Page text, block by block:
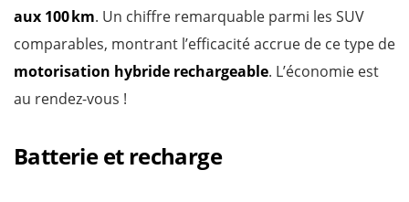
aux 100 km. Un chiffre remarquable parmi les SUV
comparables, montrant l’efficacité accrue de ce type de
motorisation hybride rechargeable. L’économie est
au rendez-vous !
Batterie et recharge